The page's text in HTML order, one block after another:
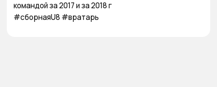
командой за 2017 и за 2018 г
#сборнаяU8 #вратарь